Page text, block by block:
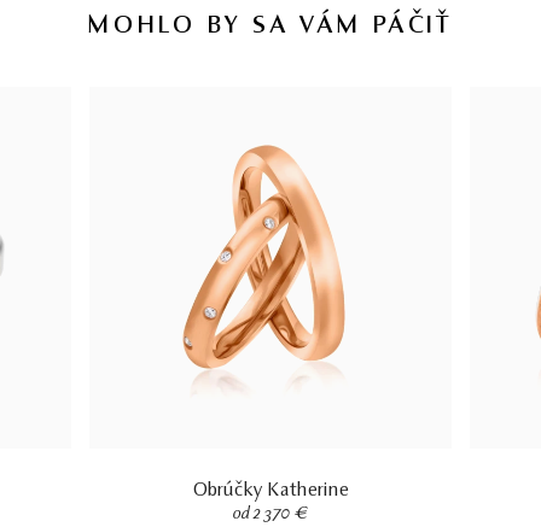
MOHLO BY SA VÁM PÁČIŤ
Obrúčky Katherine
od 2 370 €